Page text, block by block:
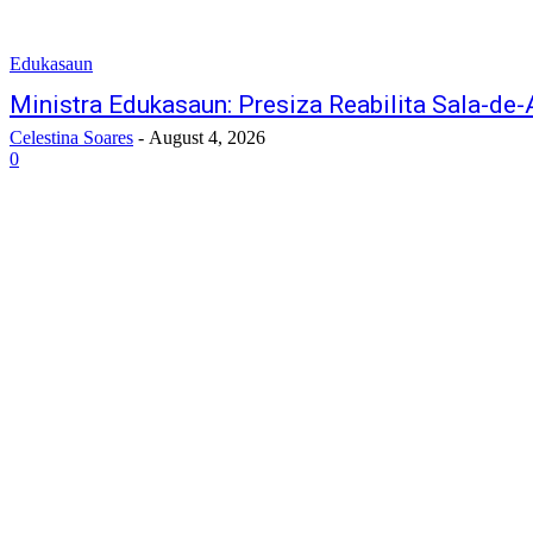
Edukasaun
Ministra Edukasaun: Presiza Reabilita Sala-de-
Celestina Soares - August 4, 2026
0